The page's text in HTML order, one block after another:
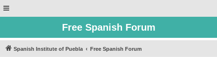
Free Spanish Forum
Spanish Institute of Puebla Free Spanish Forum